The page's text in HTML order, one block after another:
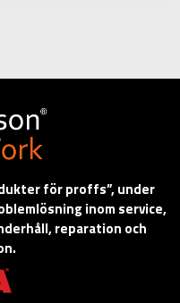
för proffs”, under
inom service,
reparation och